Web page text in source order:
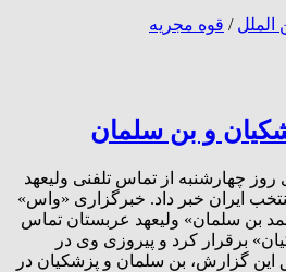
الملل / قوه مجریه
و بن سلمان
چهارشنبه از تماس تلفنی ولیعهد
ایران خبر داد. خبرگزاری «واس»
بن سلمان» ولیعهد عربستان تماس
برقرار کرد و پیروزی وی در
این گزارش، بن سلمان و پزشکیان در